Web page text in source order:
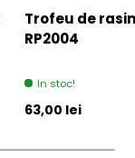
Trofeu de
RP2004
In stoc!
Pret initial
63,00 lei